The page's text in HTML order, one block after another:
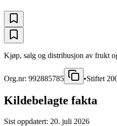
Kjøp, salg og distribusjon av frukt
Org.nr: 992885785 •Stiftet
Kildebelagte fakta
Sist oppdatert: 20. juli 2026